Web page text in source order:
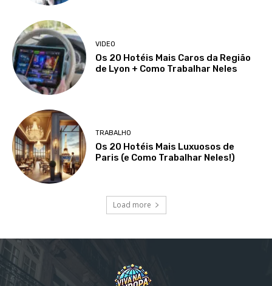
VIDEO
Os 20 Hotéis Mais Caros da Região
de Lyon + Como Trabalhar Neles
TRABALHO
Os 20 Hotéis Mais Luxuosos de
Paris (e Como Trabalhar Neles!)
Load more